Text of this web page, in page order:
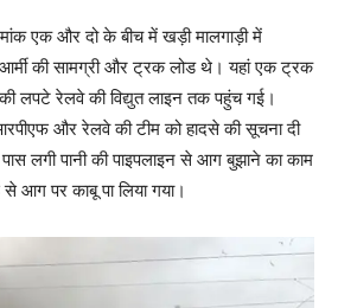
एक और दो के बीच में खड़ी मालगाड़ी में
की सामग्री और ट्रक लोड थे। यहां एक ट्रक
रेलवे की विद्युत लाइन तक पहुंच गई।
और रेलवे की टीम को हादसे की सूचना दी
लगी पानी की पाइपलाइन से आग बुझाने का काम
आग पर काबू पा लिया गया।